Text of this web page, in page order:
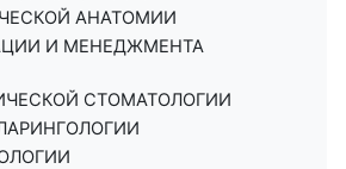
АНАТОМИИ
И МЕНЕДЖМЕНТА
СТОМАТОЛОГИИ